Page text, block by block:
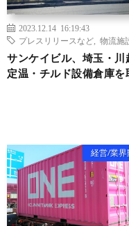
2023.12.14 16:19:43
プレスリリースなど
物流施
サンケイビル、埼玉・川
定温・チルド設備倉庫を
経営/業界